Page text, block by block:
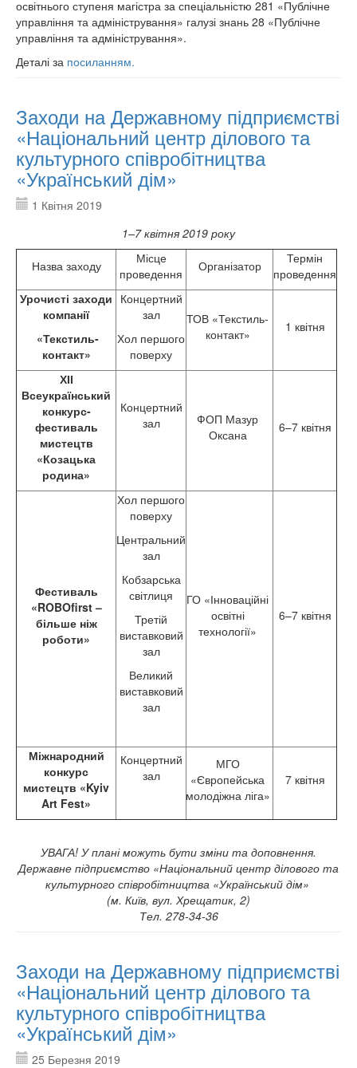
освітнього ступеня магістра за спеціальністю 281 «Публічне
управління та адміністрування» галузі знань 28 «Публічне
управління та адміністрування».
Деталі за посиланням.
Заходи на Державному підприємстві
«Національний центр ділового та
культурного співробітництва
«Український дім»
1 Квітня 2019
1–7 квітня 2019 року
Назва заходу
Місце
проведення
Організатор
Термін
проведення
Урочисті заходи
компанії
«Текстиль-
контакт»
Концертний
зал
Хол першого
поверху
ТОВ «Текстиль-
контакт»
1 квітня
ХІІ
Всеукраїнський
конкурс-
фестиваль
мистецтв
«Козацька
родина»
Концертний
зал
ФОП Мазур
Оксана
6–7 квітня
Фестиваль
«ROBOfirst –
більше ніж
роботи»
Хол першого
поверху
Центральний
зал
Кобзарська
світлиця
Третій
виставковий
зал
Великий
виставковий
зал
ГО «Інноваційні
освітні
технології»
6–7 квітня
Міжнародний
конкурс
мистецтв «Kyiv
Art Fest»
Концертний
зал
МГО
«Європейська
молодіжна ліга»
7 квітня
УВАГА! У плані можуть бути зміни та доповнення.
Державне підприємство «Національний центр ділового та
культурного співробітництва «Український дім»
(м. Київ, вул. Хрещатик, 2)
Тел. 278-34-36
Заходи на Державному підприємстві
«Національний центр ділового та
культурного співробітництва
«Український дім»
25 Березня 2019